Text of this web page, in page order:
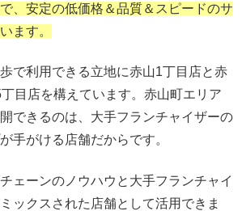
、安定の低価格＆品質＆スピードのサ
ます。
で利用できる立地に赤山1丁目店と赤
目店を構えています。赤山町エリア
できるのは、大手フランチャイザーの
手がける店舗だからです。
ェーンのノウハウと大手フランチャイ
ックスされた店舗として活用できま